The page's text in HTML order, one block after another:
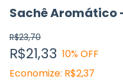
Sachê Aromático
R$23,70
R$21,33 10% OFF
Economize: R$2,37